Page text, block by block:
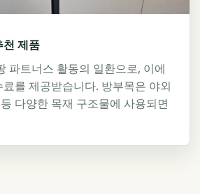
천 제품
파트너스 활동의 일환으로, 이에
를 제공받습니다. 방부목은 야외
다양한 목재 구조물에 사용되면